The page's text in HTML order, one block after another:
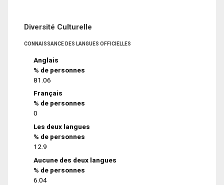
Diversité Culturelle
CONNAISSANCE DES LANGUES OFFICIELLES
Anglais
% de personnes
81.06
Français
% de personnes
0
Les deux langues
% de personnes
12.9
Aucune des deux langues
% de personnes
6.04